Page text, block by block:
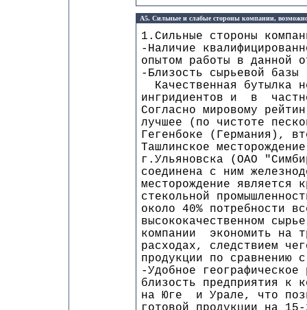
А5. Сильные и слабые стороны компании,
1.Сильные стороны
-Наличие
опытом работы в данной
-Близость сырьевой базы
Качественная бутылка
ингридиентов и в
Согласно мировому
лучшее (по чистоте
Гегенбоке (Германия),
Ташлинское
г.Ульяновска (ОАО
соединена с ним
месторождение является
стекольной
около 40% потребности
высококачественном
компании экономить на
расходах, следствием
продукции по сравнению
-Удобное
близость предприятия к
на Юге и Урале, что